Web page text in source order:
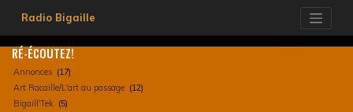
content
Radio Bigaille
RÉ-ÉCOUTEZ!
Annonces (17)
Art Racaille/L'art au passage (12)
Bigaill'Tek (5)